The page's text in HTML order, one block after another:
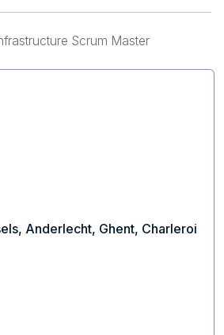
Scrum Master
Anderlecht, Ghent, Charleroi